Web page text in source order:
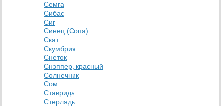
Семга
Сибас
Сиг
Синец (Сопа)
Скат
Скумбрия
Снеток
Снэппер, красный
Солнечник
Сом
Ставрида
Стерлядь